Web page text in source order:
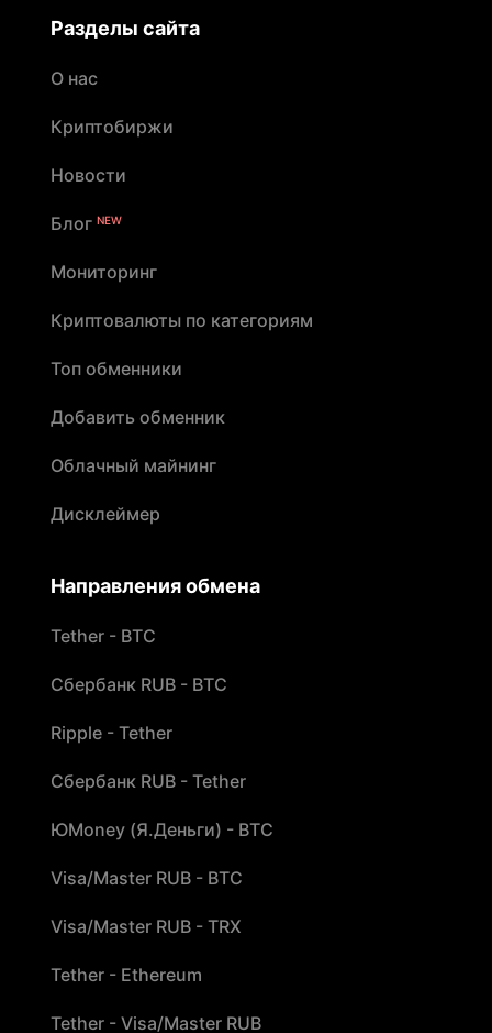
Разделы сайта
О нас
Криптобиржи
Новости
Блог NEW
Мониторинг
Криптовалюты по категориям
Топ обменники
Добавить обменник
Облачный майнинг
Дисклеймер
Направления обмена
Tether - BTC
Сбербанк RUB - BTC
Ripple - Tether
Сбербанк RUB - Tether
ЮMoney (Я.Деньги) - BTC
Visa/Master RUB - BTC
Visa/Master RUB - TRX
Tether - Ethereum
Tether - Visa/Master RUB